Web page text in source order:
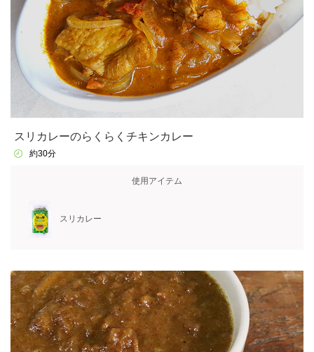
スリカレーのらくらくチキンカレー
約30分
使用アイテム
スリカレー